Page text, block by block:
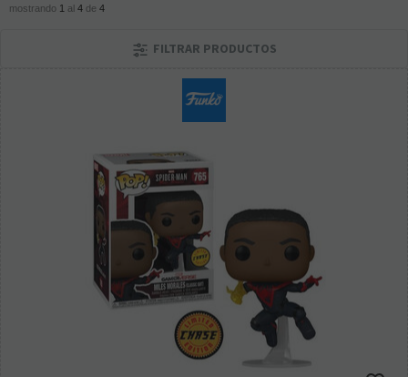
mostrando 1 al 4 de 4
FILTRAR PRODUCTOS